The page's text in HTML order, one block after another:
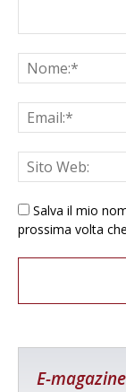
Salva il mio
prossima volta
E-magazine